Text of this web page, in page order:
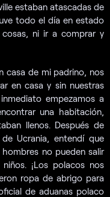
estaban atascadas de
todo el día en estado
ni ir a comprar y
casa de mi padrino, nos
en casa y sin nuestras
empezamos a
una habitación,
llenos. Después de
Ucrania, entendí que
no pueden salir
¡Los polacos nos
ropa de abrigo para
de aduanas polaco